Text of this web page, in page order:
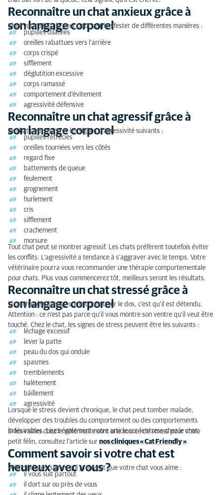
Reconnaître un chat anxieux grâce à
son langage corporel
Chez votre chat, la peur peut se manifester de différentes manières :
pupilles dilatées
oreilles rabattues vers l’arrière
corps crispé
sifflement
déglutition excessive
corps ramassé
comportement d’évitement
agressivité défensive
Reconnaître un chat agressif grâce à
son langage corporel
Le chat peut montrer les signes d’agressivité suivants :
pupilles rétrécies
oreilles tournées vers les côtés
regard fixe
battements de queue
feulement
grognement
hurlement
cris
sifflement
crachement
morsure
Tout chat peut se montrer agressif. Les chats préfèrent toutefois éviter
les conflits. L’agressivité a tendance à s’aggraver avec le temps. Votre
vétérinaire pourra vous recommander une thérapie comportementale
pour chats. Plus vous commencerez tôt, meilleurs seront les résultats.
Reconnaître un chat stressé grâce à
son langage corporel
Si un chat est allongé sur le côté ou sur le dos, c’est qu’il est détendu.
Attention : ce n’est pas parce qu’il vous montre son ventre qu’il veut être
touché. Chez le chat, les signes de stress peuvent être les suivants :
léchage excessif
lever la patte
peau du dos qui ondule
spasmes
tremblements
halètement
bâillement
agressivité
Lorsque le stress devient chronique, le chat peut tomber malade,
développer des troubles du comportement ou des comportements
indésirables. Lisez également notre article sur le stress chez le chat.
Si les visites chez le vétérinaire sont une source de stress pour votre
petit félin, consultez l’article sur nos cliniques « Cat Friendly ».
Comment savoir si votre chat est
heureux avec vous ?
Voici quelques signes qui prouvent que votre chat vous aime :
il vous suit partout
il dort sur ou près de vous